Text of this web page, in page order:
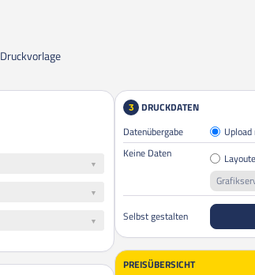
Druckvorlage
3
DRUCKDATEN
Datenübergabe
Upload
Keine Daten
Selbst gestalten
PREISÜBERSICHT